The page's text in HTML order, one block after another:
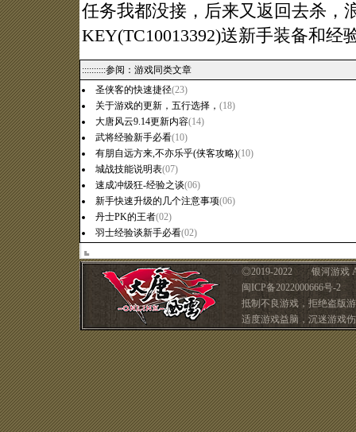
任务我都没接，后来又返回去杀，
KEY(TC10013392)送新手装备和经
::::::::::参阅：游戏同类文章
圣侠客的快速捷径(23)
关于游戏的更新，五行选择， (18)
大唐风云9.14更新内容(14)
武将经验新手必看(10)
有朋自远方来,不亦乐乎(侠客攻略)(10)
城战技能说明表(07)
速成冲级狂-经验之谈(06)
新手快速升级的几个注意事项(06)
丹士PK的王者(02)
羽士经验谈新手必看(02)
◎2019-2022 银河游戏
闽ICP备2022000666号
抵制不良游戏，拒绝盗版
适度游戏益脑，沉迷游戏